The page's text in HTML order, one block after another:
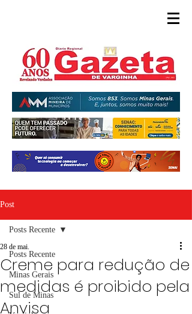
Post
Posts Recente
Minas Gerais
Sul de Minas
Posts Recente
Creme para redução de
medidas é proibido pela
Anvisa
28 de mai.